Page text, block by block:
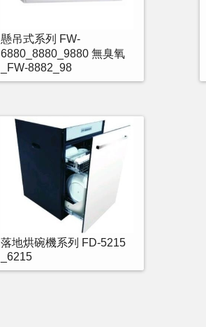
懸吊式系列 FW-
6880_8880_9880 無臭氧
_FW-8882_98
落地烘碗機系列 FD-5215
_6215